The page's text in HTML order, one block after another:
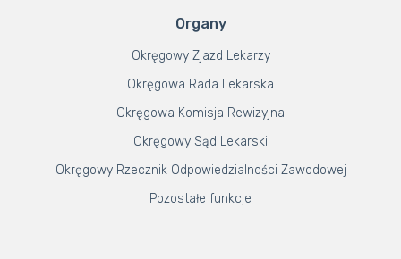
Organy
Okręgowy Zjazd Lekarzy
Okręgowa Rada Lekarska
Okręgowa Komisja Rewizyjna
Okręgowy Sąd Lekarski
Okręgowy Rzecznik Odpowiedzialności Zawodowej
Pozostałe funkcje